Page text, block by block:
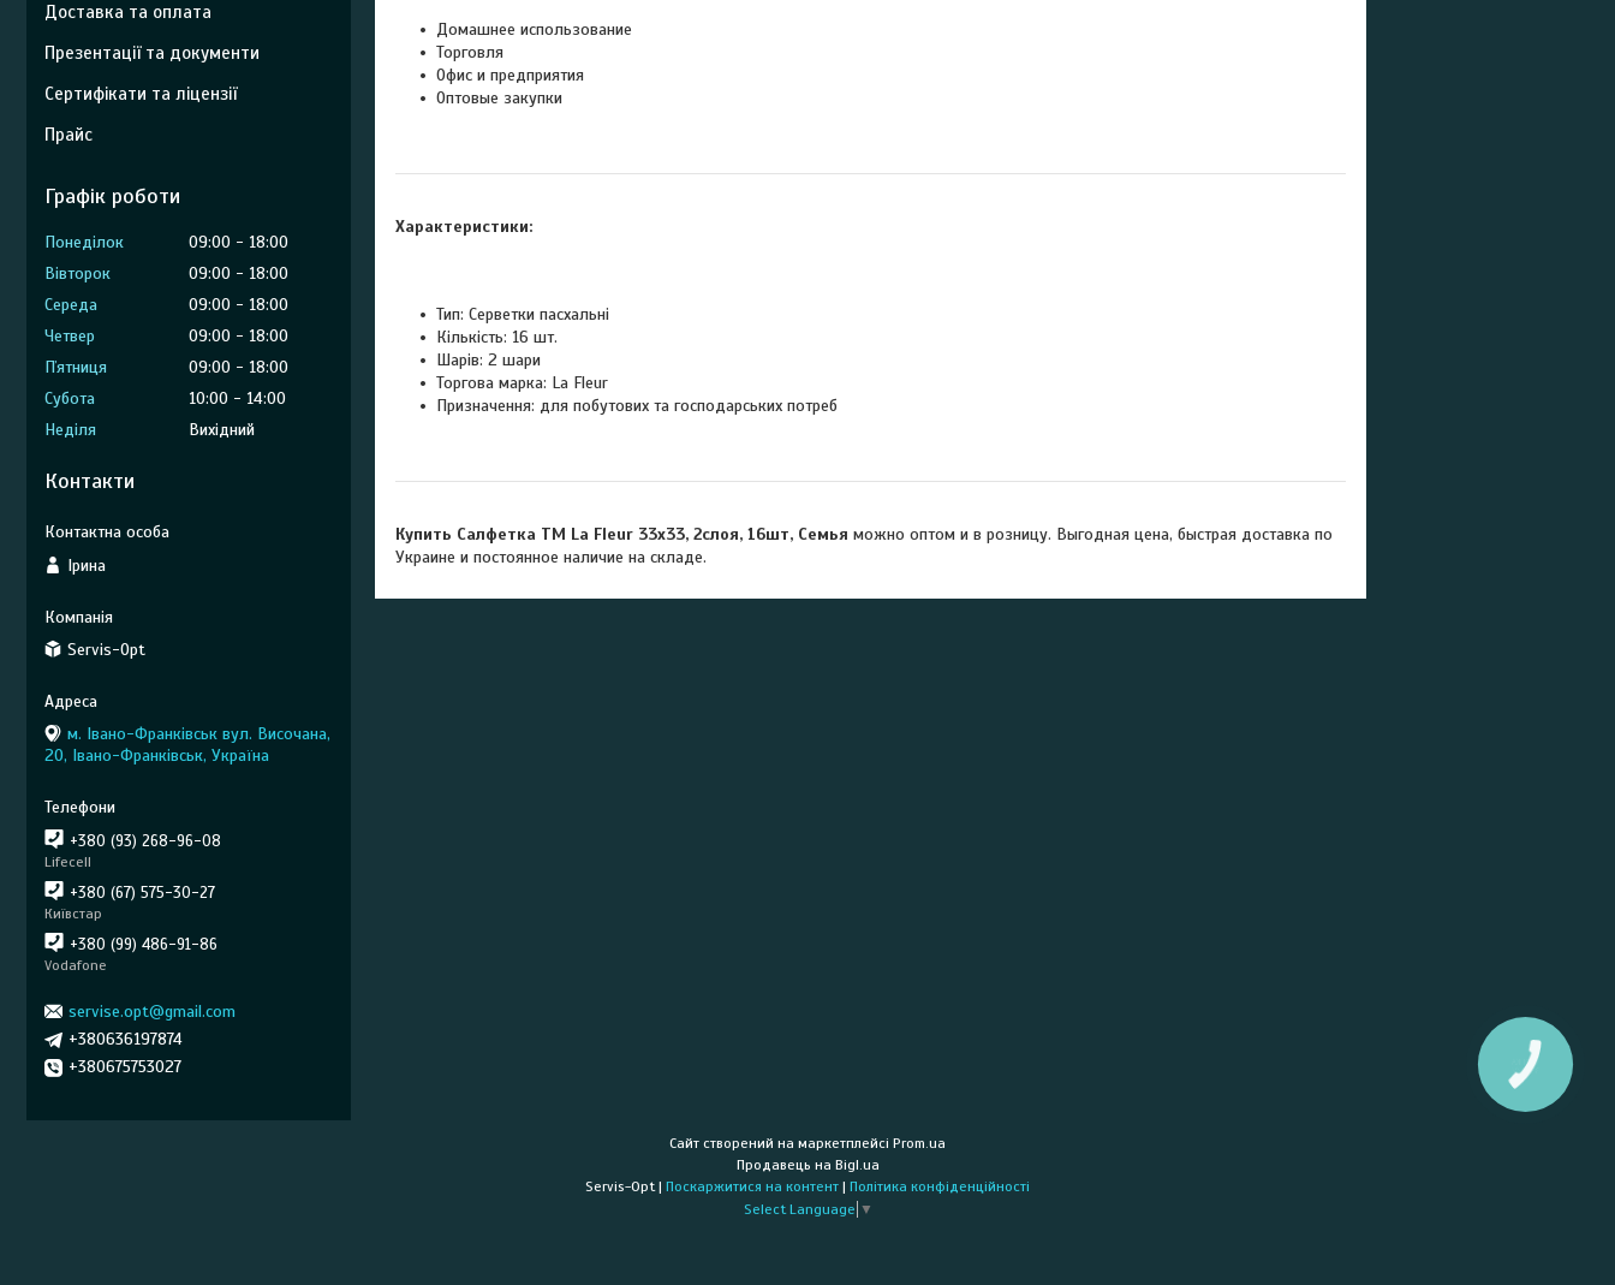
Домашнее использование
Торговля
Офис и предприятия
Оптовые закупки
Характеристики:
Тип: Серветки пасхальні
Кількість: 16 шт.
Шарів: 2 шари
Торгова марка: La Fleur
Призначення: для побутових та господарських потреб
Купить Салфетка ТМ La Fleur 33х33, 2слоя, 16шт, Семья можно оптом и в розницу. Выгодная цена, быстрая доставка по
Украине и постоянное наличие на складе.
Доставка та оплата
Презентації та документи
Сертифікати та ліцензії
Прайс
Графік роботи
Понеділок 09:00
18:00
Вівторок
09:00
18:00
Середа
09:00
18:00
Четвер
09:00
18:00
Пʼятниця
09:00
18:00
Субота
10:00
14:00
Неділя
Вихідний
Контакти
Ірина
Servis-Opt
м. Івано-Франківськ вул. Височана,
20, Івано-Франківськ, Україна
+380 (93) 268-96-08
Lifecell
+380 (67) 575-30-27
Київстар
+380 (99) 486-91-86
Vodafone
servise.opt@gmail.com
+380636197874
+380675753027
Сайт створений на маркетплейсі Prom.ua
Продавець на Bigl.ua
Servis-Opt | Поскаржитися на контент | Політика конфіденційності
Select Language ▼